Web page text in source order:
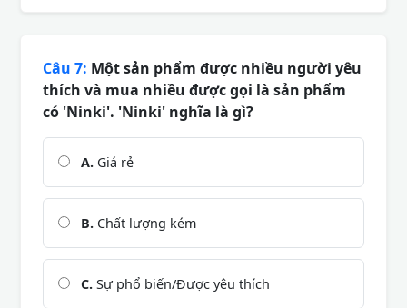
Câu 7: Một sản phẩm được nhiều người yêu
thích và mua nhiều được gọi là sản phẩm
có 'Ninki'. 'Ninki' nghĩa là gì?
A. Giá rẻ
B. Chất lượng kém
C. Sự phổ biến/Được yêu thích